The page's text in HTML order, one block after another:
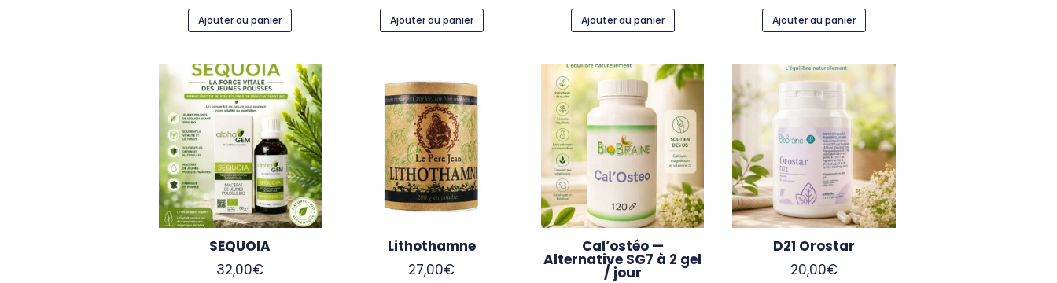
Ajouter au panier Ajouter au panier Ajouter au panier Ajouter au panier
SEQUOIA
32,00€
Lithothamne
27,00€
Cal’ostéo —
Alternative SG7 à 2 gel
/ jour
D21 Orostar
20,00€